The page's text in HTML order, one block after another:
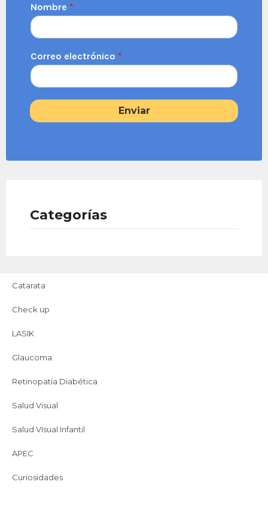
Nombre *
Correo electrónico *
Enviar
Categorías
Catarata
Check up
LASIK
Glaucoma
Retinopatía Diabética
Salud Visual
Salud VIsual Infantil
APEC
Curiosidades
¡Síguenos en Instagram!